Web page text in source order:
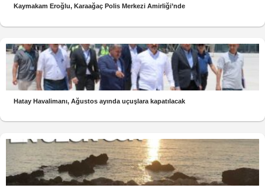
Kaymakam Eroğlu, Karaağaç Polis Merkezi Amirliği’nde
Hatay Havalimanı, Ağustos ayında uçuşlara kapatılacak